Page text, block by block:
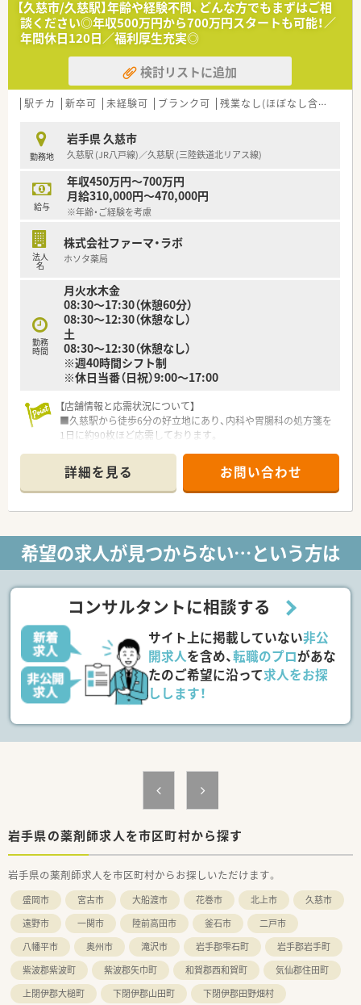
を行っています。
■代表も薬剤師で現場の状況をしっかりと把握してくれており、
働きやすい環境つくりを心がけていらっしゃいます。
■フォローアップ体制も充実しています！
決して大きな店舗展開をしているわけではございませんが、
助け合いを大事にしているため、急なお休みなどにも対応できる
ため、子育て中の方でも安心して働いていただける環境です。
≪ こんな方にオススメ ≫
■一から作り上げることが好きな方・得意な方
■オープンしたばかりの綺麗な薬局で働きたい方
■周りの方と協力し合いながら業務を進めることが出来る方
■親切心をもって対応が出来る方
【久慈市/久慈駅】年齢や経験不問、どんな方でもまずはご相
談ください◎年収500万円から700万円スタートも可能！／
年間休日120日／福利厚生充実◎
検討リストに追加
駅チカ 新卒可 未経験可 ブランク可 残業なし(ほぼなし含む)
勤務地
岩手県 久慈市
久慈駅 (JR八戸線)／久慈駅 (三陸鉄道北リアス線)
給与
年収450万円～700万円
月給310,000円～470,000円
※年齢・ご経験を考慮
法人
名
株式会社ファーマ・ラボ
ホソタ薬局
勤務
時間
月火水木金
08:30～17:30（休憩60分）
08:30～12:30（休憩なし）
土
08:30～12:30（休憩なし）
※週40時間シフト制
※休日当番（日祝）9:00～17:00
【店舗情報と応需状況について】
■久慈駅から徒歩6分の好立地にあり、内科や胃腸科の処方箋を
1日に約90枚ほど応需しております。
の採用品目数は約1300品目です。
■クリニック側の入り口とOTC側の入り口があり、店内は明るく
開放的で患者様が入りやすい雰囲気です。
■今回は体制強化のための増員募集となっており、地域で長く勤
めてくださる方を歓迎しております。
■立ち上がりに不安がある方や未経験の方、年齢が高めの方で
すぐにでも欲しいという高い温度感です。
【法人特徴について】
■薬店からスタートし、現在は調剤薬局や介護用品、スポーツジ
ムなども経営している多角的な企業です。
■健康になるため薬にこだわらず生活改善を提案し、ライフスタ
イルそのものが健康を創ると考えております。
ら健康生活のアドバイスを行っております。
■給与はご経験や年齢を考慮し、年収450万円から700万円の間
で設定され、昇給も年2回ございます。
■年間休日は120日で週休2日制となっており、リフレッシュ休
暇として1週間程度のお休みも取得可能です。
■遠方からご就業される方で住居がない場合には、住宅手当が支
給されるため安心してお仕事を始められます。
詳細を見る お問い合わせ
希望の求人が見つからない…という方は
コンサルタントに相談する
サイト上に掲載していない非公
開求人を含め、転職のプロがあな
たのご希望に沿って求人をお探
しします！
岩手県の薬剤師求人を市区町村から探す
岩手県の薬剤師求人を市区町村からお探しいただけます。
盛岡市 宮古市 大船渡市 花巻市 北上市
久慈市
遠野市
一関市 陸前高田市 釜石市
二戸市
八幡平市
奥州市 滝沢市 岩手郡雫石町
岩手郡岩手町
紫波郡紫波町
紫波郡矢巾町 和賀郡西和賀町
気仙郡住田町
上閉伊郡大槌町
下閉伊郡山田町
下閉伊郡田野畑村